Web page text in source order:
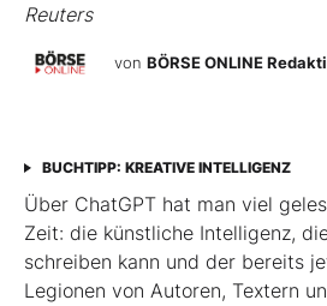
Reuters
von BÖRSE ONLINE
BUCHTIPP: KREATIVE INTELLIGENZ
Über ChatGPT hat man viel
Zeit: die künstliche Intelligenz,
schreiben kann und der bereits
Legionen von Autoren, Textern